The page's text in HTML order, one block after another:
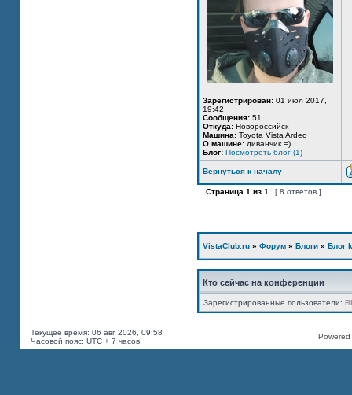
Зарегистрирован: 01 июл 2017,
19:42
Сообщения: 51
Откуда: Новороссийск
Машина: Toyota Vista Ardeo
О машине: диванчик =)
Блог: Посмотреть блог (1)
Вернуться к началу
Страница 1 из 1 [ 8 ответов ]
VistaClub.ru » Форум » Блоги » Блог
Кто сейчас на конференции
Зарегистрированные пользователи:
Текущее время: 06 авг 2026, 09:58
Часовой пояс: UTC + 7 часов